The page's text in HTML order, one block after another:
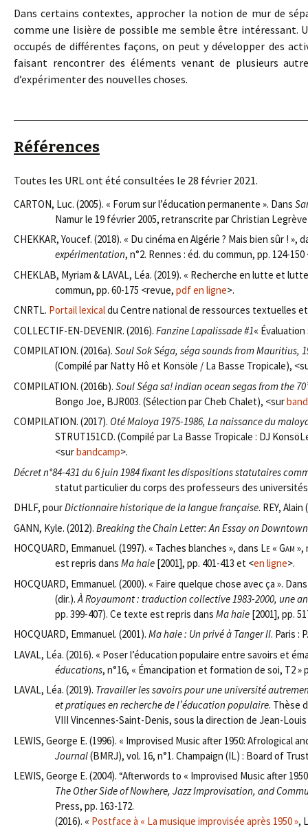
Dans certains contextes, approcher la notion de mur de
comme une lisière de possible me semble être intéressant.
occupés de différentes façons, on peut y développer des
faisant rencontrer des éléments venant de plusieurs
d’expérimenter des nouvelles choses.
Références
Toutes les URL ont été consultées le 28 février 2021.
CARTON, Luc. (2005). « Forum sur l’éducation permanente ». Dans
Namur le 19 février 2005, retranscrite par Christian
CHEKKAR, Youcef. (2018). « Du cinéma en Algérie ? Mais bien sûr ! »,
expérimentation, n°2. Rennes : éd. du commun, pp. 124-
CHEKLAB, Myriam & LAVAL, Léa. (2019). « Recherche en lutte et
commun, pp. 60-175 <revue, pdf en ligne>.
CNRTL. Portail lexicaldu Centre national de ressources textuelles
COLLECTIF-EN-DEVENIR. (2016). Fanzine Lapalissade #1«
COMPILATION. (2016a). Soul Sok Séga, séga sounds from Mauritius,
(Compilé par Natty Hô et Konsöle / La Basse Tropicale),
COMPILATION. (2016b). Soul Séga sa! indian ocean segas from the
Bongo Joe, BJR003. (Sélection par Cheb Chalet), <sur
COMPILATION. (2017). Oté Maloya 1975-1986, La naissance du
STRUT151CD. (Compilé par La Basse Tropicale : DJ
<surbandcamp>.
Décret n°84-431 du 6 juin 1984 fixant les dispositions statutaires
statut particulier du corps des professeurs des
DHLF, pourDictionnaire historique de la langue française. REY,
GANN, Kyle. (2012). Breaking the Chain Letter: An Essay on
HOCQUARD, Emmanuel. (1997). « Taches blanches », dans Le « Gam »,
est repris dans Ma haie [2001], pp. 401-413 et <en ligne>.
HOCQUARD, Emmanuel. (2000). « Faire quelque chose avec ça ».
(dir.).À Royaumont : traduction collective 1983-2000, une
pp. 399-407). Ce texte est repris dans Ma haie [2001], pp.
HOCQUARD, Emmanuel. (2001). Ma haie : Un privé à Tanger II. Paris :
LAVAL, Léa. (2016). « Poser l’éducation populaire entre savoirs et
éducations, n°16, « Émancipation et formation de soi, T2 »
LAVAL, Léa. (2019). Travailler les savoirs pour une université
et pratiques en recherche de l’éducation populaire. Thèse
VIII Vincennes-Saint-Denis, sous la direction de Jean-Louis
LEWIS, George E. (1996). « Improvised Music after 1950: Afrological
Journal(BMRJ), vol. 16, n°1. Champaign (IL) : Board of
LEWIS, George E. (2004). “Afterwords to « Improvised Music after
The Other Side of Nowhere, Jazz Improvisation, and
Press, pp. 163-172.
(2016). « Postface à « La musique improvisée après 1950 »,